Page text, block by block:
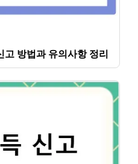
방법과 유의사항 정리